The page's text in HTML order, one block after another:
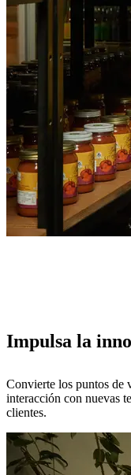
Impulsa la
Convierte los puntos de
interacción con nuevas
clientes.